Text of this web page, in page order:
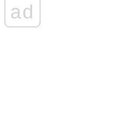
ad